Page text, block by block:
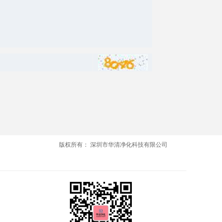
版权所有： 深圳市华清净化科技有限公司